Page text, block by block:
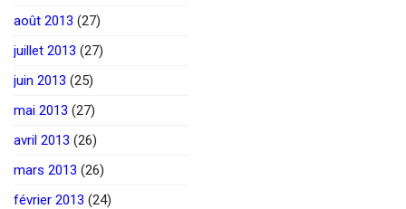
août 2013 (27)
juillet 2013 (27)
juin 2013 (25)
mai 2013 (27)
avril 2013 (26)
mars 2013 (26)
février 2013 (24)